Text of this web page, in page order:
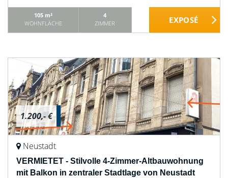
105 m²
WOHNFLÄCHE
4
ZIMMER
1.200,- €
Neustadt
VERMIETET - Stilvolle 4-Zimmer-Altbauwohnung
mit Balkon in zentraler Stadtlage von Neustadt